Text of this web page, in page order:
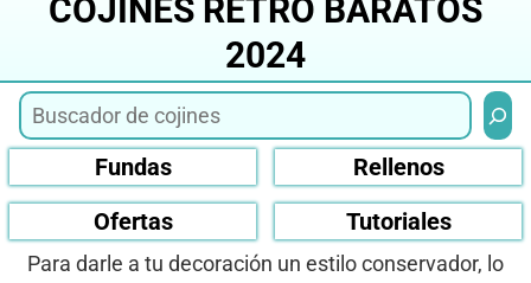
COJINES RETRO BARATOS
2024
Fundas
Rellenos
Ofertas
Tutoriales
Para darle a tu decoración un estilo conservador, lo